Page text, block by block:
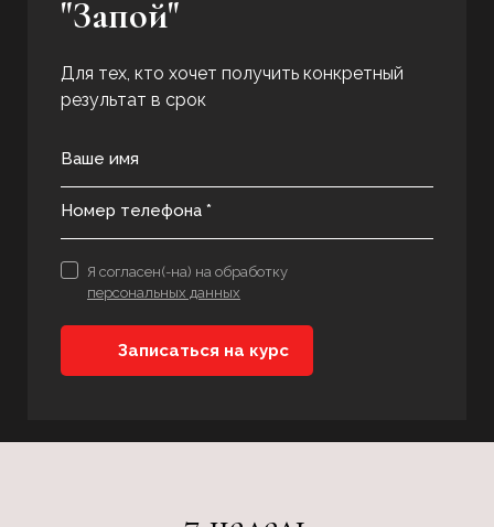
"Запой"
Для тех, кто хочет получить конкретный
результат в срок
Ваше имя
Номер телефона *
Записаться на курс
Я согласен(-на) на обработку
персональных данных